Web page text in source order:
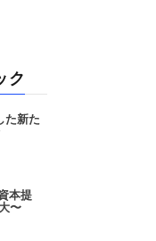
ク
た新た
本提
〜